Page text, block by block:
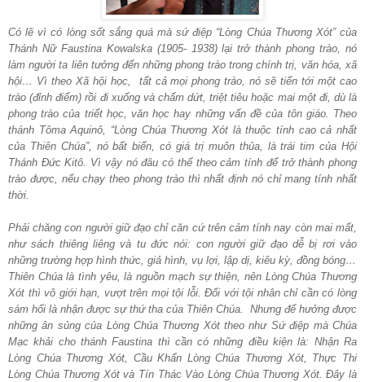
Có lẽ vì có lòng sốt sắng quá mà sứ điệp “Lòng Chúa Thương Xót” của
Thánh Nữ Faustina Kowalska (1905- 1938) lại trở thành phong trào, nó
làm người ta liên tưởng đến những phong trào trong chính trị, văn hóa, xã
hội… Vì theo Xã hội học, tất cả mọi phong trào, nó sẽ tiến tới một cao
trào (đỉnh điểm) rồi đi xuống và chấm dứt, triệt tiêu hoặc mai một đi, dù là
phong trào của triết học, văn học hay những vấn đề của tôn giáo. Theo
thánh Tôma Aquinô, “Lòng Chúa Thương Xót là thuộc tính cao cả nhất
của Thiên Chúa”, nó bất biến, có giá trị muôn thủa, là trái tim của Hội
Thánh Đức Kitô. Vì vậy nó đâu có thể theo cảm tính để trở thành phong
trào được, nếu chạy theo phong trào thì nhất định nó chỉ mang tính nhất
thời.
Phải chăng con người giữ đạo chỉ căn cứ trên cảm tính nay còn mai mất,
như sách thiêng liêng và tu đức nói: con người giữ đạo dễ bị rơi vào
những trường hợp hình thức, giả hình, vụ lợi, lập dị, kiêu kỳ, đồng bóng…
Thiên Chúa là tình yêu, là nguồn mạch sự thiện, nên Lòng Chúa Thương
Xót thì vô giới hạn, vượt trên mọi tội lỗi. Đối với tội nhân chỉ cần có lòng
sám hối là nhận được sự thứ tha của Thiên Chúa. Nhưng để hưởng được
những ân sủng của Lòng Chúa Thương Xót theo như Sứ điệp mà Chúa
Mạc khải cho thánh Faustina thì cần có những điều kiện là: Nhận Ra
Lòng Chúa Thương Xót, Cầu Khẩn Lòng Chúa Thương Xót, Thực Thi
Lòng Chúa Thương Xót và Tín Thác Vào Lòng Chúa Thương Xót. Đây là